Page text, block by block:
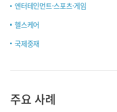
엔터테인먼트·스포츠·게임
헬스케어
국제중재
주요 사례